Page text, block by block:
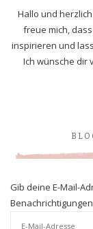
Hallo und
freue mich,
inspirieren und
Ich wünsche dir
Gib deine E-Mail-